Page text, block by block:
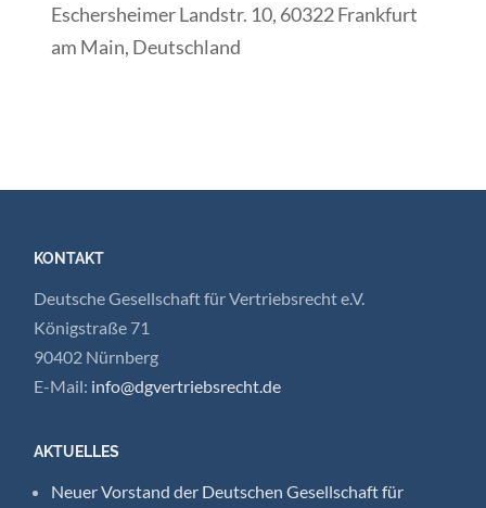
Eschersheimer Landstr. 10, 60322 Frankfurt
am Main, Deutschland
KONTAKT
Deutsche Gesellschaft für Vertriebsrecht e.V.
Königstraße 71
90402 Nürnberg
E-Mail: info@dgvertriebsrecht.de
AKTUELLES
Neuer Vorstand der Deutschen Gesellschaft für